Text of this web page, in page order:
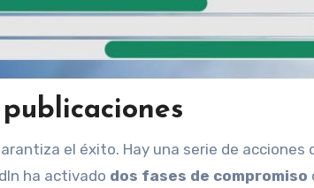
el éxito. Hay una serie de
ha activado dos fases de compromiso